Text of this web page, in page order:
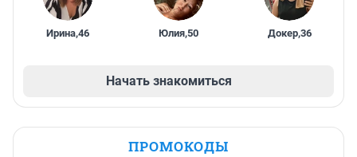
Ирина,46 Юлия,50 Докер,36
Начать знакомиться
ПРОМОКОДЫ